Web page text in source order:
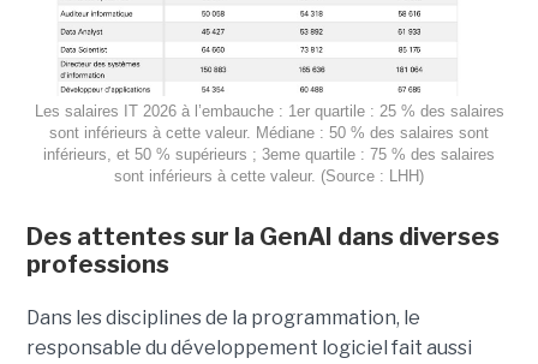
Les salaires IT 2026 à l’embauche : 1er quartile : 25 % des salaires
sont inférieurs à cette valeur. Médiane : 50 % des salaires sont
inférieurs, et 50 % supérieurs ; 3eme quartile : 75 % des salaires
sont inférieurs à cette valeur. (Source : LHH)
Des attentes sur la GenAI dans diverses
professions
Dans les disciplines de la programmation, le
responsable du développement logiciel fait aussi